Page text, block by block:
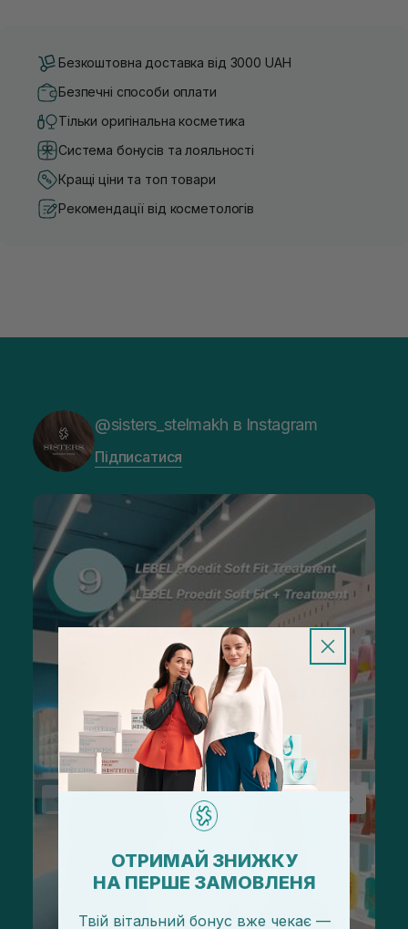
Безкоштовна доставка від 3000 UAH
Безпечні способи оплати
Тільки оригінальна косметика
Система бонусів та лояльності
Кращі ціни та топ товари
Рекомендації від косметологів
@sisters_stelmakh в Instagram
Підписатися
ОТРИМАЙ ЗНИЖКУ
НА ПЕРШЕ ЗАМОВЛЕНЯ
Твій вітальний бонус вже чекає —